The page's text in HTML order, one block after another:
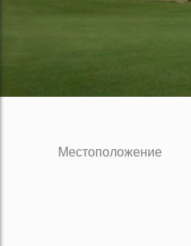
Местоположение